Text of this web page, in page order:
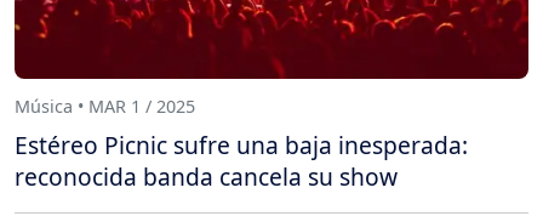
Música • MAR 1 / 2025
Estéreo Picnic sufre una baja inesperada:
reconocida banda cancela su show